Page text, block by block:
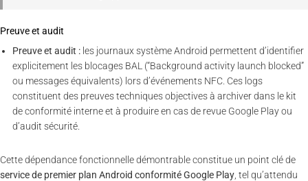
Preuve et audit
Preuve et audit : les journaux système Android permettent d’identifier
explicitement les blocages BAL (“Background activity launch blocked”
ou messages équivalents) lors d’événements NFC. Ces logs
constituent des preuves techniques objectives à archiver dans le kit
de conformité interne et à produire en cas de revue Google Play ou
d’audit sécurité.
Cette dépendance fonctionnelle démontrable constitue un point clé de
service de premier plan Android conformité Google Play , tel qu’attendu